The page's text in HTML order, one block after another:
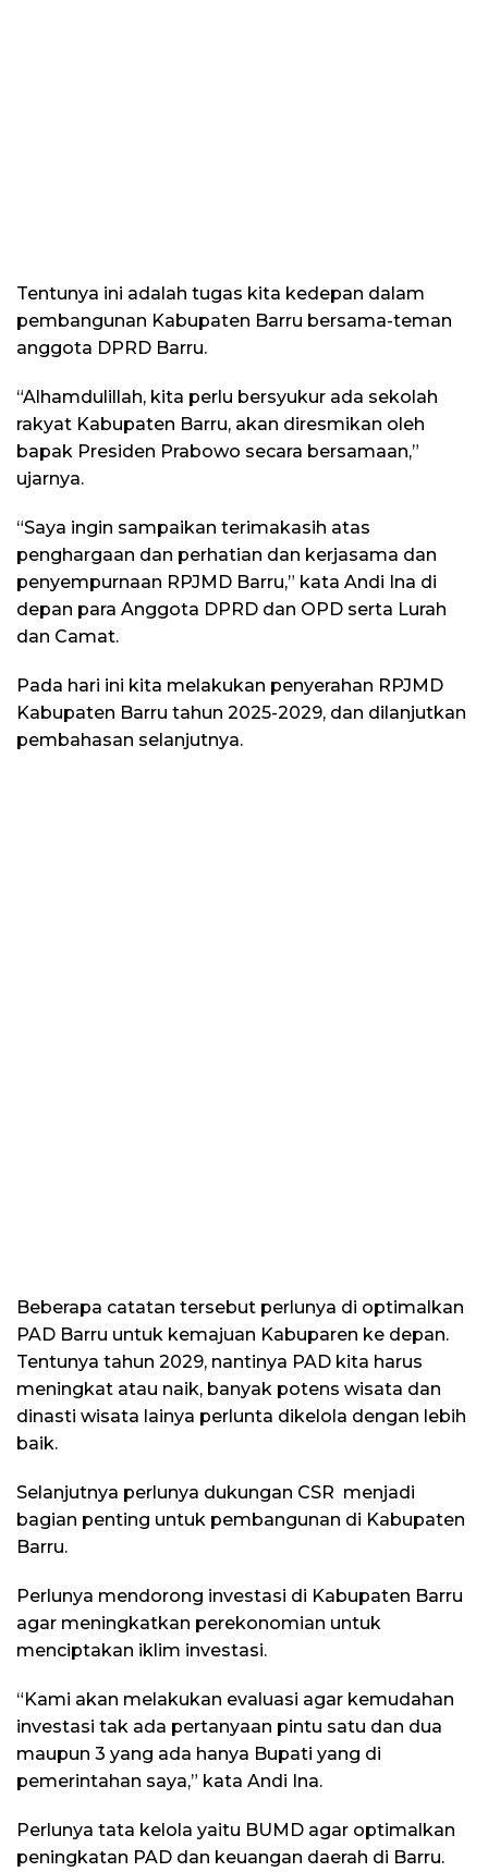
Tentunya ini adalah tugas kita kedepan dalam
pembangunan Kabupaten Barru bersama-teman
anggota DPRD Barru.
“Alhamdulillah, kita perlu bersyukur ada sekolah
rakyat Kabupaten Barru, akan diresmikan oleh
bapak Presiden Prabowo secara bersamaan,”
ujarnya.
“Saya ingin sampaikan terimakasih atas
penghargaan dan perhatian dan kerjasama dan
penyempurnaan RPJMD Barru,” kata Andi Ina di
depan para Anggota DPRD dan OPD serta Lurah
dan Camat.
Pada hari ini kita melakukan penyerahan RPJMD
Kabupaten Barru tahun 2025-2029, dan dilanjutkan
pembahasan selanjutnya.
Beberapa catatan tersebut perlunya di optimalkan
PAD Barru untuk kemajuan Kabuparen ke depan.
Tentunya tahun 2029, nantinya PAD kita harus
meningkat atau naik, banyak potens wisata dan
dinasti wisata lainya perlunta dikelola dengan lebih
baik.
Selanjutnya perlunya dukungan CSR menjadi
bagian penting untuk pembangunan di Kabupaten
Barru.
Perlunya mendorong investasi di Kabupaten Barru
agar meningkatkan perekonomian untuk
menciptakan iklim investasi.
“Kami akan melakukan evaluasi agar kemudahan
investasi tak ada pertanyaan pintu satu dan dua
maupun 3 yang ada hanya Bupati yang di
pemerintahan saya,” kata Andi Ina.
Perlunya tata kelola yaitu BUMD agar optimalkan
peningkatan PAD dan keuangan daerah di Barru.